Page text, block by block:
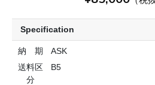
Specification
納 期
ASK
送料区
分
B5